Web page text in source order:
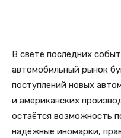
В свете последних
автомобильный рынок
поступлений новых
и американских
остаётся возможность
надёжные иномарки,